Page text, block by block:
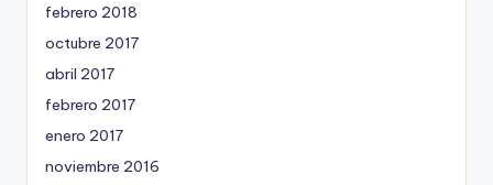
febrero 2018
octubre 2017
abril 2017
febrero 2017
enero 2017
noviembre 2016